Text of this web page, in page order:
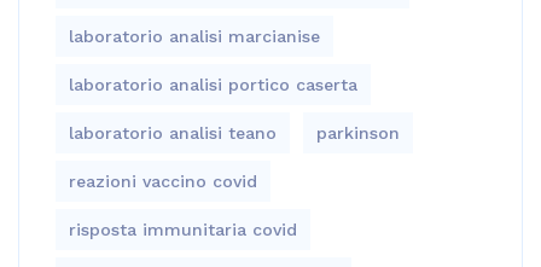
laboratorio analisi marcianise
laboratorio analisi portico caserta
laboratorio analisi teano parkinson
reazioni vaccino covid
risposta immunitaria covid